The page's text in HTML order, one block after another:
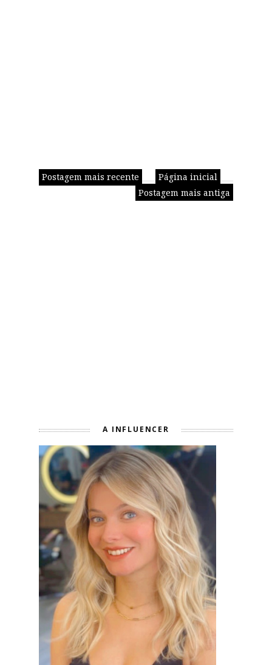
Postagem mais recente
Postagem mais antiga
Página inicial
A INFLUENCER